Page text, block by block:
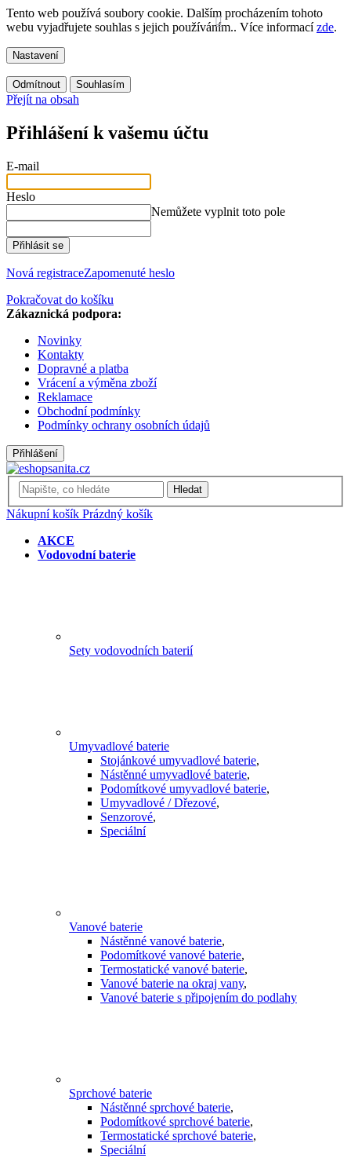
Tento web používá soubory cookie. Dalším procházením tohoto
webu vyjadřujete souhlas s jejich používáním.. Více informacízde.
Nastavení
Odmítnout Souhlasím
Přejít na obsah
Přihlášení k vašemu účtu
E-mail
Heslo
Nemůžete vyplnit toto pole
Přihlásit se
Nová registraceZapomenuté heslo
Pokračovat do košíku
Zákaznická podpora:
Novinky
Kontakty
Dopravné a platba
Vrácení a výměna zboží
Reklamace
Obchodní podmínky
Podmínky ochrany osobních údajů
Přihlášení
Hledat
Nákupní košík Prázdný košík
AKCE
Vodovodní baterie
Sety vodovodních baterií
Umyvadlové baterie
Stojánkové umyvadlové baterie,
Nástěnné umyvadlové baterie,
Podomítkové umyvadlové baterie,
Umyvadlové / Dřezové,
Senzorové,
Speciální
Vanové baterie
Nástěnné vanové baterie,
Podomítkové vanové baterie,
Termostatické vanové baterie,
Vanové baterie na okraj vany,
Vanové baterie s připojením do podlahy
Sprchové baterie
Nástěnné sprchové baterie,
Podomítkové sprchové baterie,
Termostatické sprchové baterie,
Speciální